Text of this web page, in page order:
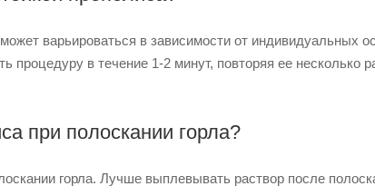
варьироваться в зависимости от индивидуальных
в течение 1-2 минут, повторяя ее несколько
при полоскании горла?
горла. Лучше выплевывать раствор после